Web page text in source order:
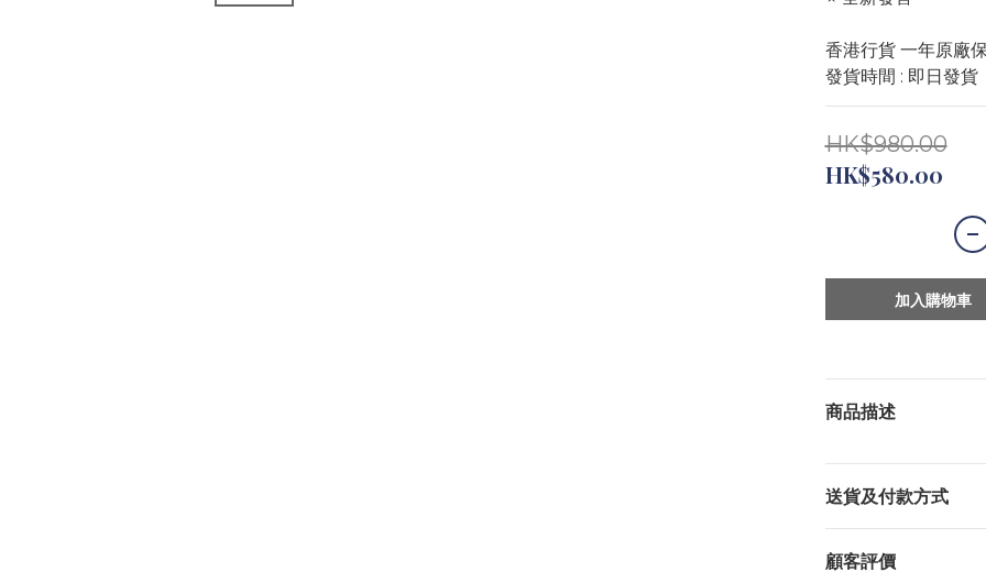
香港行貨 一年原廠
發貨時間 : 即日發貨
HK$980.00
HK$580.00
加入購物車
商品描述
送貨及付款方式
顧客評價